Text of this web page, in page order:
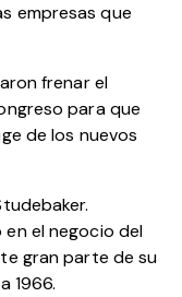
empresas que
frenar el
para que
de los nuevos
en el negocio del
gran parte de su
1966.